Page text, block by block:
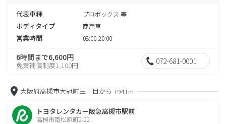
代表車種 プロボックス 等
ボディタイプ 商用車
営業時間 08:00-20:00
6時間まで6,600円
免責補償制度1,100円 072-681-0001
大阪府高槻市大冠町三丁目から 1941m
トヨタレンタカー阪急高槻市駅前
高槻市南松原町2-22